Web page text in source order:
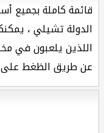
قائمة كاملة بجميع
الدولة تشيلي ،
اللذين يلعبون في
عن طريق الظغط على